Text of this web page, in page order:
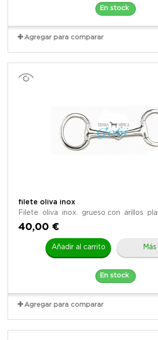
En stock
Agregar para comparar
filete oliva inox
Filete oliva inox. grueso con arillos
40,00 €
Añadir al carrito Más
En stock
Agregar para comparar